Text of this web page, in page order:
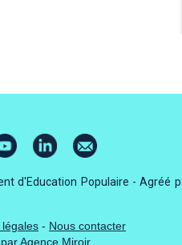
d'Education Populaire - Agréé
- Nous contacter
Agence Miroir